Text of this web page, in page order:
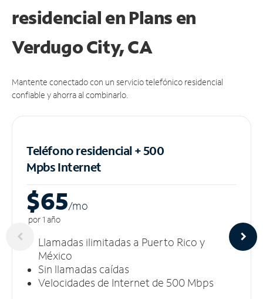
residencial en Plans en
Verdugo City, CA
Mantente conectado con un servicio telefónico residencial
confiable y ahorra al combinarlo.
Teléfono residencial + 500
MpbsInternet
$65/mo
por 1 año
Llamadas ilimitadas a Puerto Rico y
México
Sin llamadas caídas
Velocidades de Internet de 500 Mbps